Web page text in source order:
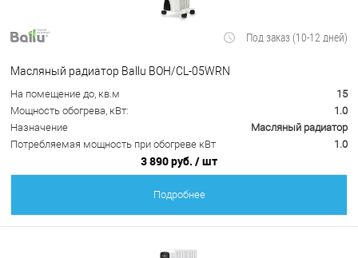
Под заказ (10-12 дней)
Масляный радиатор Ballu BOH/CL-05WRN
На помещение до, кв.м
15
Мощность обогрева, кВт:
1.0
Назначение
Масляный радиатор
Потребляемая мощность при обогреве кВт
1.0
3 890 руб. / шт
Подробнее